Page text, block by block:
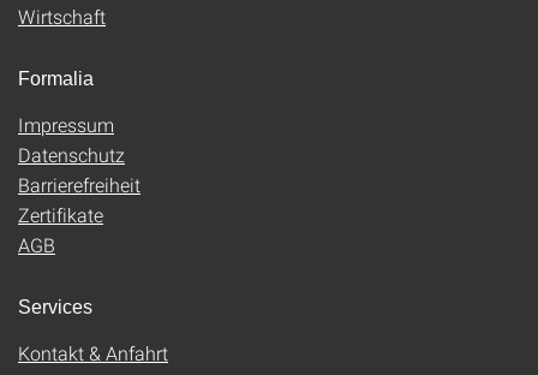
Wirtschaft
Formalia
Impressum
Datenschutz
Barrierefreiheit
Zertifikate
AGB
Services
Kontakt & Anfahrt